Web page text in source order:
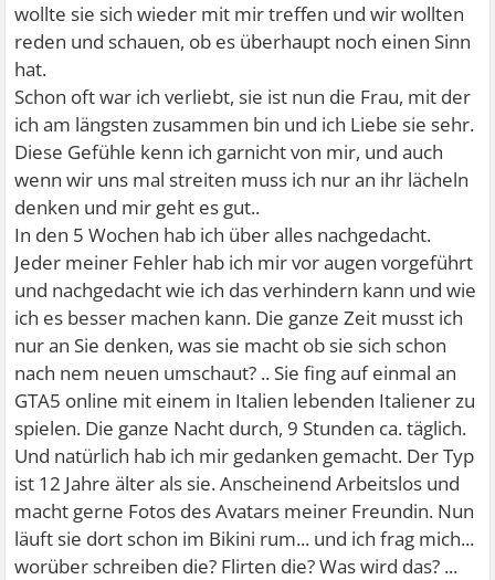
wollte sie sich wieder mit mir treffen und wir wollten
reden und schauen, ob es überhaupt noch einen Sinn
hat.
Schon oft war ich verliebt, sie ist nun die Frau, mit der
ich am längsten zusammen bin und ich Liebe sie sehr.
Diese Gefühle kenn ich garnicht von mir, und auch
wenn wir uns mal streiten muss ich nur an ihr lächeln
denken und mir geht es gut..
In den 5 Wochen hab ich über alles nachgedacht.
Jeder meiner Fehler hab ich mir vor augen vorgeführt
und nachgedacht wie ich das verhindern kann und wie
ich es besser machen kann. Die ganze Zeit musst ich
nur an Sie denken, was sie macht ob sie sich schon
nach nem neuen umschaut? .. Sie fing auf einmal an
GTA5 online mit einem in Italien lebenden Italiener zu
spielen. Die ganze Nacht durch, 9 Stunden ca. täglich.
Und natürlich hab ich mir gedanken gemacht. Der Typ
ist 12 Jahre älter als sie. Anscheinend Arbeitslos und
macht gerne Fotos des Avatars meiner Freundin. Nun
läuft sie dort schon im Bikini rum... und ich frag mich...
worüber schreiben die? Flirten die? Was wird das? ...